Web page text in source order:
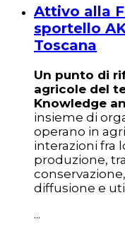
Attivo alla
sportello
Toscana
Un punto di
agricole del
Knowledge
insieme di
operano in
interazioni fra
produzione,
diffusione e
...